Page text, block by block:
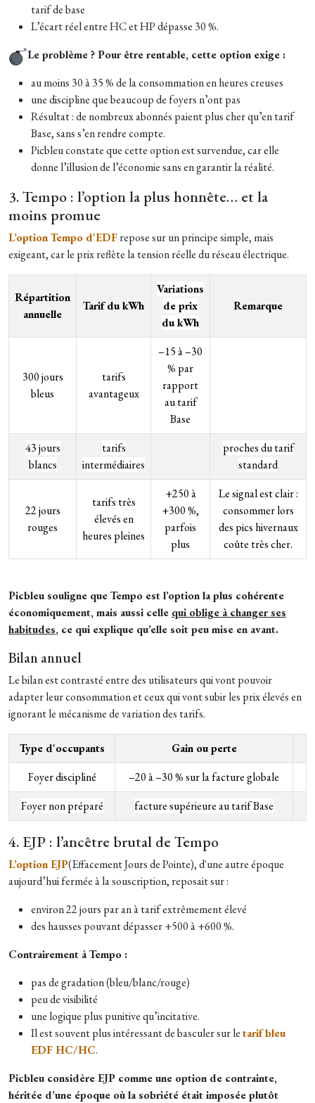
tarif de base
L’écart réel entre HC et HP dépasse 30 %.
Le problème ? Pour être rentable, cette option exige :
au moins 30 à 35 % de la consommation en heures creuses
une discipline que beaucoup de foyers n’ont pas
Résultat : de nombreux abonnés paient plus cher qu’en tarif
Base, sans s’en rendre compte.
Picbleu constate que cette option est survendue, car elle
donne l’illusion de l’économie sans en garantir la réalité.
3. Tempo : l’option la plus honnête… et la
moins promue
L’option Tempo d'EDFrepose sur un principe simple, mais
exigeant, car le prix reflète la tension réelle du réseau électrique.
Répartition
annuelle
Tarif du kWh
Variations
de prix
du kWh
Remarque
300 jours
bleus
tarifs
avantageux
–15 à –30
% par
rapport
au tarif
Base
43 jours
blancs
tarifs
intermédiaires
proches du tarif
standard
22 jours
rouges
tarifs très
élevés en
heures pleines
+250 à
+300 %,
parfois
plus
Le signal est clair :
consommer lors
des pics hivernaux
coûte très cher.
Picbleu souligne que Tempo est l’option la plus cohérente
économiquement, mais aussi celle qui oblige à changer ses
habitudes, ce qui explique qu’elle soit peu mise en avant.
Bilan annuel
Le bilan est contrasté entre des utilisateurs qui vont pouvoir
adapter leur consommation et ceux qui vont subir les prix élevés en
ignorant le mécanisme de variation des tarifs.
Type d'occupants
Gain ou perte
Foyer discipliné
–20 à –30 % sur la facture globale
Foyer non préparé
facture supérieure au tarif Base
4. EJP : l’ancêtre brutal de Tempo
L’option EJP(Effacement Jours de Pointe), d'une autre époque
aujourd’hui fermée à la souscription, reposait sur :
environ 22 jours par an à tarif extrêmement élevé
des hausses pouvant dépasser +500 à +600 %.
Contrairement à Tempo :
pas de gradation (bleu/blanc/rouge)
peu de visibilité
une logique plus punitive qu’incitative.
Il est souvent plus intéressant de basculer sur letarif bleu
EDF HC/HC.
Picbleu considère EJP comme une option de contrainte,
héritée d’une époque où la sobriété était imposée plutôt